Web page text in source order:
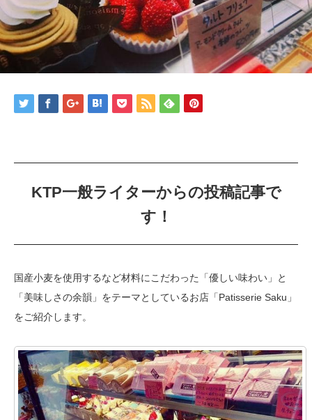
KTP一般ライターからの投稿記事で
す！
国産小麦を使用するなど材料にこだわった「優しい味わい」と
「美味しさの余韻」をテーマとしているお店「Patisserie Saku」
をご紹介します。